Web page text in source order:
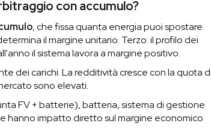
con accumulo?
, che fissa quanta energia puoi spostare.
il margine unitario. Terzo: il profilo dei
il sistema lavora a margine positivo.
dei carichi. La redditività cresce con la quota di
sono elevati.
FV + batterie), batteria, sistema di gestione
hanno impatto diretto sul margine economico